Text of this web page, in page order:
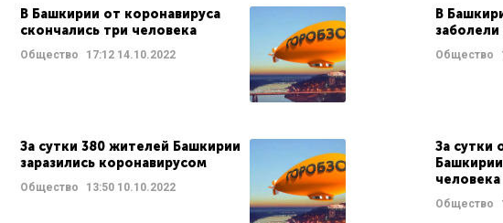
В Башкирии от коронавируса
скончались три человека
Общество 17:12 14.10.2022
В
Общество
За сутки 380 жителей Башкирии
заразились коронавирусом
Общество 13:50 10.10.2022
За сутки
человека
Общество